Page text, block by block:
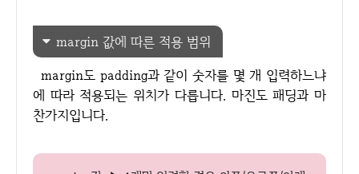
margin 값에 따른 적용 범위
margin도 padding과 같이 숫자를 몇 개 입력하느냐
에 따라 적용되는 위치가 다릅니다. 마진도 패딩과 마
찬가지입니다.